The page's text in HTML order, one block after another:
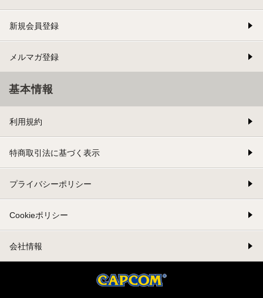
新規会員登録
メルマガ登録
基本情報
利用規約
特商取引法に基づく表示
プライバシーポリシー
Cookieポリシー
会社情報